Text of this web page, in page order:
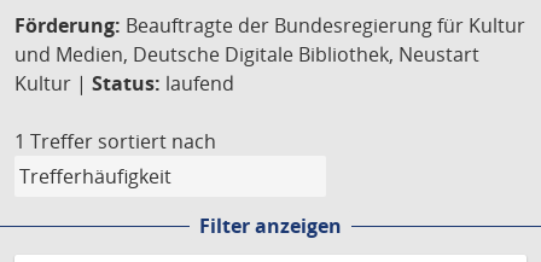
Förderung: Beauftragte der Bundesregierung für Kultur
und Medien, Deutsche Digitale Bibliothek, Neustart
Kultur | Status: laufend
1 Treffer sortiert nach
Filter anzeigen